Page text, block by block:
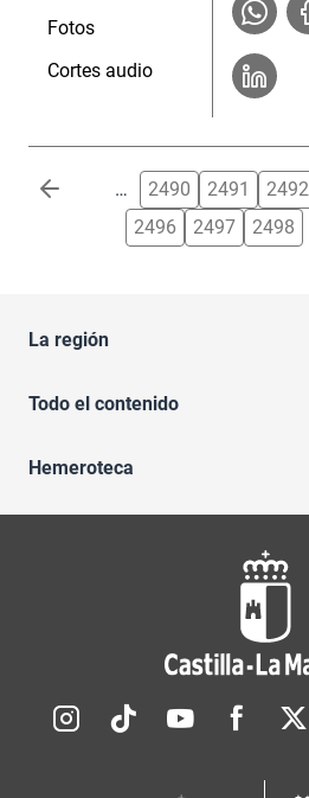
Fotos
Cortes audio
Paginación … 2490 2491 2492
2496
2497 2498
La región
Todo el contenido
Hemeroteca
Redes sociales JCCM